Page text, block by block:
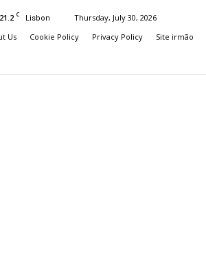
21.2 C Lisbon
Thursday, July 30, 2026
Us
Cookie Policy Privacy Policy Site irmão